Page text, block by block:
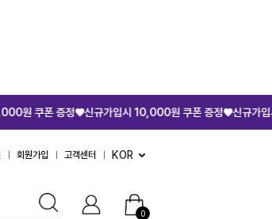
♥신규가입시 10,000원 쿠폰 증정♥신규가입시 10,000원 쿠
회원가입 고객센터 KOR
0